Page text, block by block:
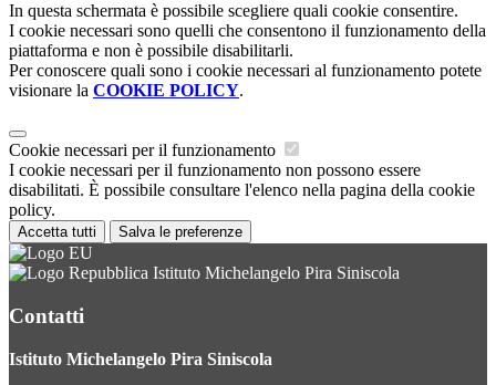
In questa schermata è possibile scegliere quali cookie consentire.
I cookie necessari sono quelli che consentono il funzionamento della
piattaforma e non è possibile disabilitarli.
Per conoscere quali sono i cookie necessari al funzionamento potete
visionare la COOKIE POLICY.
Cookie necessari per il funzionamento
I cookie necessari per il funzionamento non possono essere
disabilitati. È possibile consultare l'elenco nella pagina della cookie
policy.
Accetta tutti Salva le preferenze
Istituto Michelangelo Pira Siniscola
Contatti
Istituto Michelangelo Pira Siniscola